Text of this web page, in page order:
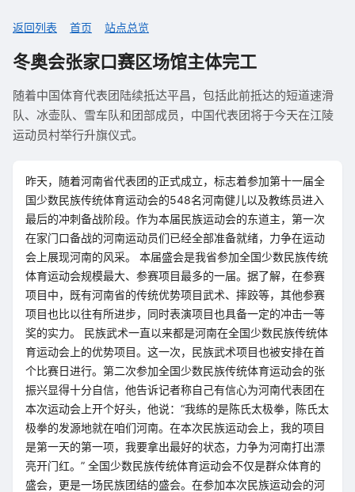
返回列表 首页 站点总览
冬奥会张家口赛区场馆主体完工
随着中国体育代表团陆续抵达平昌，包括此前抵达的短道速滑
队、冰壶队、雪车队和团部成员，中国代表团将于今天在江陵
运动员村举行升旗仪式。
昨天，随着河南省代表团的正式成立，标志着参加第十一届全
国少数民族传统体育运动会的548名河南健儿以及教练员进入
最后的冲刺备战阶段。作为本届民族运动会的东道主，第一次
在家门口备战的河南运动员们已经全部准备就绪，力争在运动
会上展现河南的风采。 本届盛会是我省参加全国少数民族传统
体育运动会规模最大、参赛项目最多的一届。据了解，在参赛
项目中，既有河南省的传统优势项目武术、摔跤等，其他参赛
项目也比以往有所进步，同时表演项目也具备一定的冲击一等
奖的实力。 民族武术一直以来都是河南在全国少数民族传统体
育运动会上的优势项目。这一次，民族武术项目也被安排在首
个比赛日进行。第二次参加全国少数民族传统体育运动会的张
振兴显得十分自信，他告诉记者称自己有信心为河南代表团在
本次运动会上开个好头，他说：“我练的是陈氏太极拳，陈氏太
极拳的发源地就在咱们河南。在本次民族运动会上，我的项目
是第一天的第一项，我要拿出最好的状态，力争为河南打出漂
亮开门红。” 全国少数民族传统体育运动会不仅是群众体育的
盛会，更是一场民族团结的盛会。在参加本次民族运动会的河